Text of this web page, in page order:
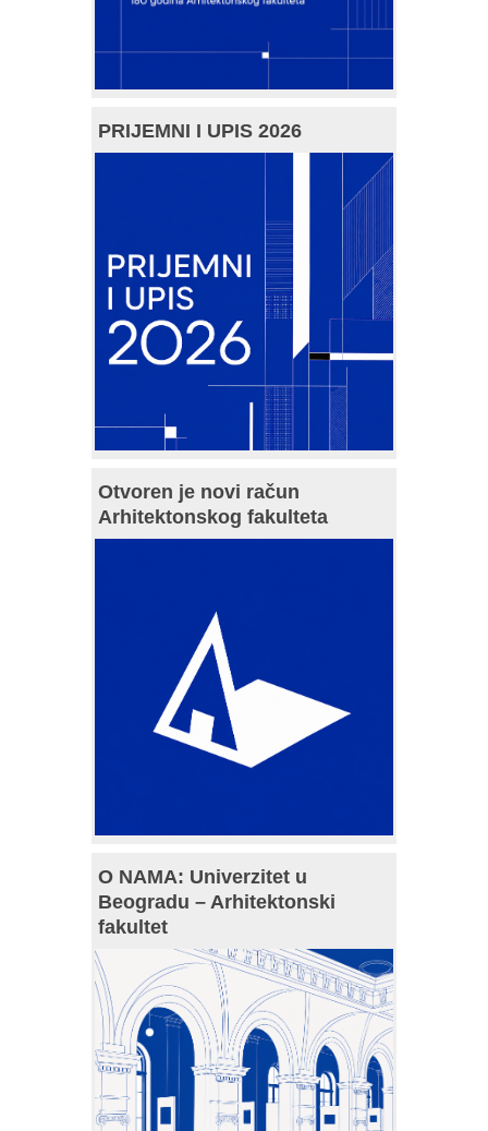
PRIJEMNI I UPIS 2026
Otvoren je novi račun
Arhitektonskog fakulteta
O NAMA: Univerzitet u
Beogradu – Arhitektonski
fakultet